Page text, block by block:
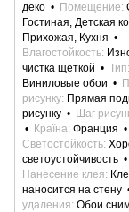
деко
Помещение
Гостиная, Детская
Прихожая, Кухня
Влагостойкость
чистка щеткой
Тип
Виниловые обои
рисунку Прямая
рисунку
Шаг
Країна Франция
Светостойкость
светоустойчивость
Нанесение клея
наносится на стену
удаления Обои